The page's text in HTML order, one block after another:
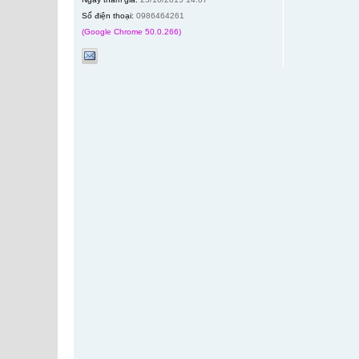
Số điện thoại: 0986464261
(Google Chrome 50.0.266)